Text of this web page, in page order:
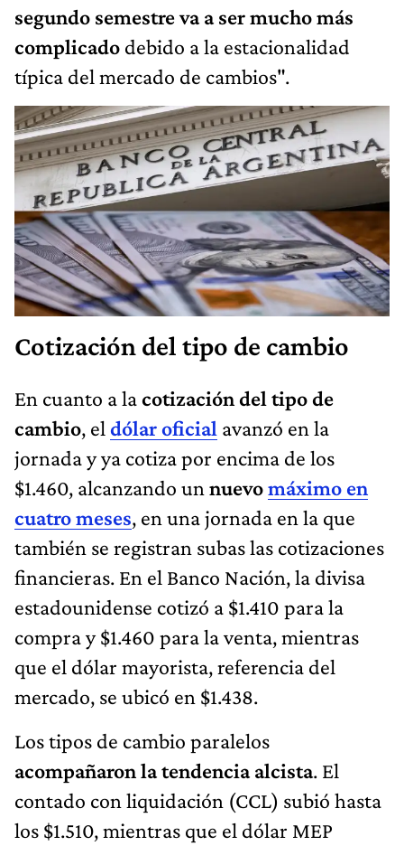
segundo semestre va a ser mucho más
complicado debido a la estacionalidad
típica del mercado de cambios".
Cotización del tipo de cambio
En cuanto a lacotización del tipo de
cambio, el dólar oficial avanzó en la
jornada y ya cotiza por encima de los
$1.460, alcanzando un nuevomáximo en
cuatro meses, en una jornada en la que
también se registran subas las cotizaciones
financieras. En el Banco Nación, la divisa
estadounidense cotizó a $1.410 para la
compra y $1.460 para la venta, mientras
que el dólar mayorista, referencia del
mercado, se ubicó en $1.438.
Los tipos de cambio paralelos
acompañaron la tendencia alcista. El
contado con liquidación (CCL) subió hasta
los $1.510, mientras que el dólar MEP